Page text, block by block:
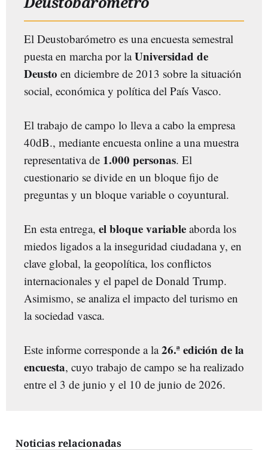
El Deustobarómetro es una encuesta semestral
puesta en marcha por laUniversidad de
Deusto en diciembre de 2013 sobre la situación
social, económica y política del País Vasco.
El trabajo de campo lo lleva a cabo la empresa
40dB., mediante encuesta online a una muestra
representativa de 1.000 personas. El
cuestionario se divide en un bloque fijo de
preguntas y un bloque variable o coyuntural.
En esta entrega, el bloque variable aborda los
miedos ligados a la inseguridad ciudadana y, en
clave global, la geopolítica, los conflictos
internacionales y el papel de Donald Trump.
Asimismo, se analiza el impacto del turismo en
la sociedad vasca.
Este informe corresponde a la26.ª edición de la
encuesta, cuyo trabajo de campo se ha realizado
entre el 3 de junio y el 10 de junio de 2026.
Noticias relacionadas